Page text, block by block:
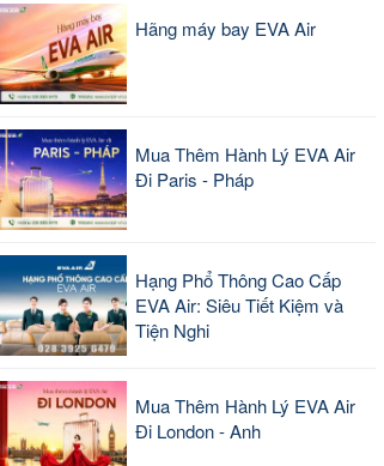
Hãng máy bay EVA Air
Mua Thêm Hành Lý EVA Air
Đi Paris - Pháp
Hạng Phổ Thông Cao Cấp
EVA Air: Siêu Tiết Kiệm và
Tiện Nghi
Mua Thêm Hành Lý EVA Air
Đi London - Anh